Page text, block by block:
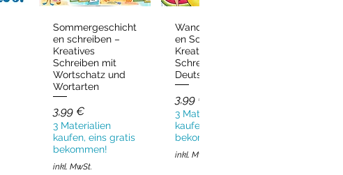
Schnellansicht
Sommergeschicht
en schreiben –
Kreatives
Schreiben mit
Wortschatz und
Wortarten
Preis
3,99 €
3 Materialien
kaufen, eins gratis
bekommen!
inkl. MwSt.
Schnellansicht
Wandergeschicht
en Sommer –
Kreatives
Schreiben
Deutsch & DaZ
Preis
3,99 €
3 Materialien
kaufen, eins gratis
bekommen!
inkl. MwSt.